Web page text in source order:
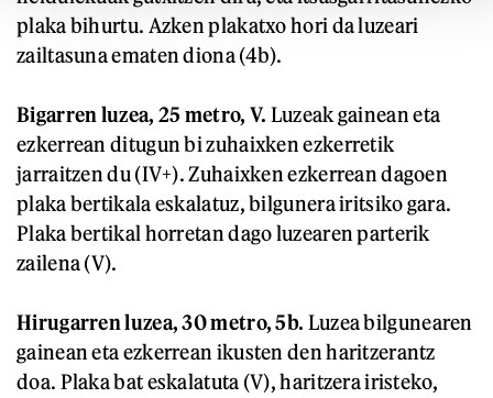
plaka bihurtu. Azken plakatxo hori da luzeari
zailtasuna ematen diona (4b).
Bigarren luzea, 25 metro, V. Luzeak gainean eta
ezkerrean ditugun bi zuhaixken ezkerretik
jarraitzen du (IV+). Zuhaixken ezkerrean dagoen
plaka bertikala eskalatuz, bilgunera iritsiko gara.
Plaka bertikal horretan dago luzearen parterik
zailena (V).
Hirugarren luzea, 30 metro, 5b. Luzea bilgunearen
gainean eta ezkerrean ikusten den haritzerantz
doa. Plaka bat eskalatuta (V), haritzera iristeko,